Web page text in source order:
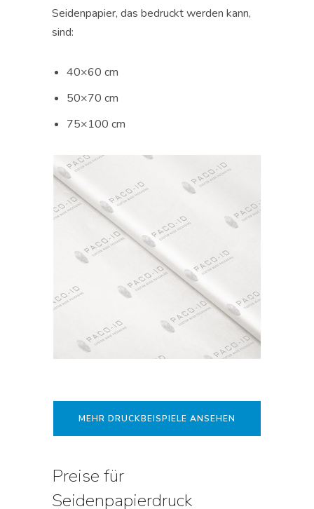
Seidenpapier, das bedruckt werden kann,
sind:
40×60 cm
50×70 cm
75×100 cm
MEHR DRUCKBEISPIELE ANSEHEN
Preise für
Seidenpapierdruck